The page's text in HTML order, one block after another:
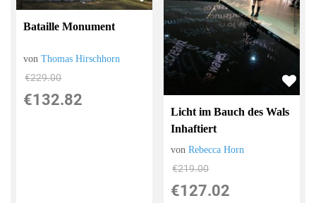
Bataille Monument
vonThomas Hirschhorn
€229.00
€132.82
Licht im Bauch des Wals
Inhaftiert
vonRebecca Horn
€219.00
€127.02